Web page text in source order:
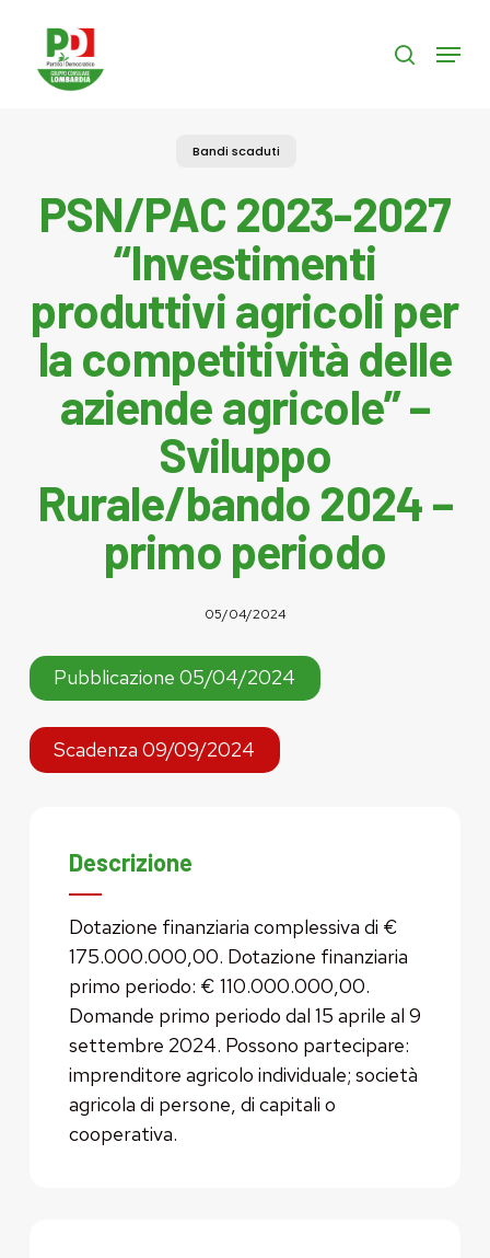
content
search
Menu
Bandi scaduti
PSN/PAC 2023-2027
“Investimenti
produttivi agricoli per
la competitività delle
aziende agricole” –
Sviluppo
Rurale/bando 2024 –
primo periodo
05/04/2024
Pubblicazione 05/04/2024
Scadenza 09/09/2024
Descrizione
Dotazione finanziaria complessiva di €
175.000.000,00. Dotazione finanziaria
primo periodo: € 110.000.000,00.
Domande primo periodo dal 15 aprile al 9
settembre 2024. Possono partecipare:
imprenditore agricolo individuale; società
agricola di persone, di capitali o
cooperativa.